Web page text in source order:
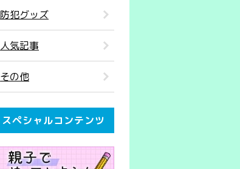
防犯グッズ
人気記事
その他
スペシャルコンテンツ